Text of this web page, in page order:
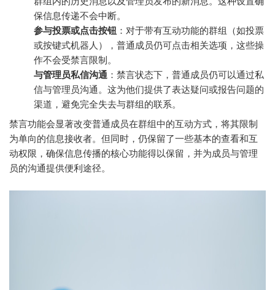
保信息传递不会中断。
参与投票或点击按钮 ：对于带有互动功能的群组（如投票
或按键式机器人），普通成员仍可点击相关选项，这些操
作不会受禁言限制。
与管理员私信沟通 ：禁言状态下，普通成员仍可以通过私
信与管理员沟通。这为他们提供了表达疑问或报告问题的
渠道，避免完全失去与群组的联系。
禁言功能会显著改变普通成员在群组中的互动方式，将其限制
为单向的信息接收者。但同时，仍保留了一些基本的查看和互
动权限，确保信息传播的核心功能得以保留，并为成员与管理
员的沟通提供便利途径。